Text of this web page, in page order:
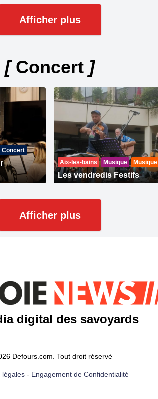
Afficher plus
[Concert ]
Concert
Aix-les-bains Musique Musique
Les vendredis Festifs
Afficher plus
digital des savoyards
Defours.com. Tout droit réservé
légales- Engagement de Confidentialité